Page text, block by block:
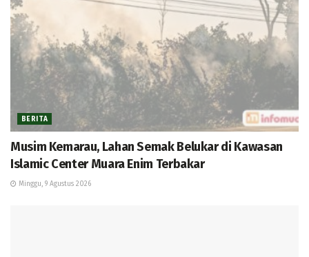
BERITA
Musim Kemarau, Lahan Semak Belukar di Kawasan
Islamic Center Muara Enim Terbakar
Minggu, 9 Agustus 2026